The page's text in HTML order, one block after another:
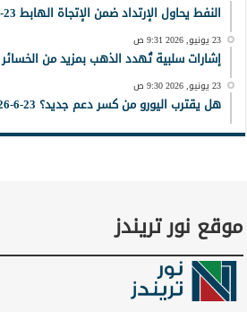
النفط يحاول الإرتداد ضمن الإتجاة الهابط 23-6-2026
23 يونيو, 2026 9:31 ص
إشارات سلبية تُهدد الذهب بمزيد من الخسائر 23-6-2026
23 يونيو, 2026 9:30 ص
هل يقترب اليورو من كسر دعم جديد؟ 23-6-2026
موقع نور تريندز